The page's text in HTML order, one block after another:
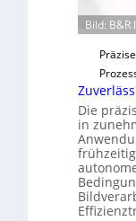
Bild:
Die
in